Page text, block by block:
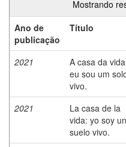
Mostrando
Ano de
publicação
Título
2021
A casa da
eu sou um
vivo.
2021
La casa de la
vida: yo soy un
suelo vivo.